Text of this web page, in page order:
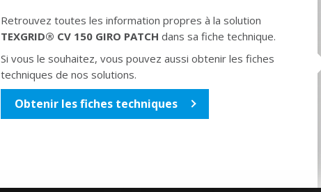
Retrouvez toutes les information propres à la solution
TEXGRID® CV 150 GIRO PATCH dans sa fiche technique.
Si vous le souhaitez, vous pouvez aussi obtenir les fiches
techniques de nos solutions.
Obtenir les fiches techniques